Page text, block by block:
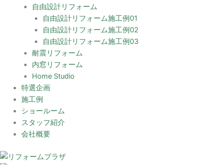
自由設計リフォーム
自由設計リフォーム施工例01
自由設計リフォーム施工例02
自由設計リフォーム施工例03
耐震リフォーム
内窓リフォーム
Home Studio
特選企画
施工例
ショールーム
スタッフ紹介
会社概要